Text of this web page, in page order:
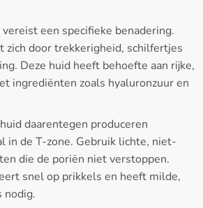
een specifieke benadering.
zich door trekkerigheid, schilfertjes
Deze huid heeft behoefte aan rijke,
ingrediënten zoals hyaluronzuur en
daarentegen produceren
in de T-zone. Gebruik lichte, niet-
die de poriën niet verstoppen.
snel op prikkels en heeft milde,
nodig.